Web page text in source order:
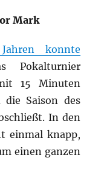
Mark
konnte
Pokalturnier
15 Minuten
Saison des
In den
einmal knapp,
einen ganzen